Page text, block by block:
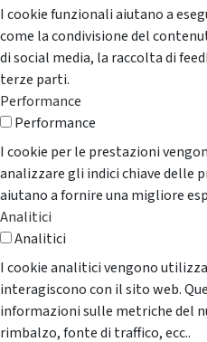
I cookie funzionali aiutano a
come la condivisione del
di social media, la raccolta di
terze parti.
Performance
Performance
I cookie per le prestazioni
analizzare gli indici chiave delle
aiutano a fornire una migliore
Analitici
Analitici
I cookie analitici vengono
interagiscono con il sito web.
informazioni sulle metriche del
rimbalzo, fonte di traffico, ecc..